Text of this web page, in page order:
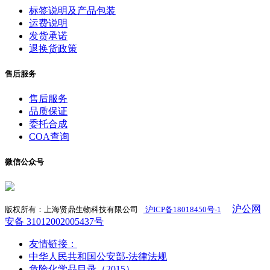
标签说明及产品包装
运费说明
发货承诺
退换货政策
售后服务
售后服务
品质保证
委托合成
COA查询
微信公众号
版权所有：上海贤鼎生物科技有限公司 沪ICP备18018450号-1
沪公网
安备 31012002005437号
友情链接：
中华人民共和国公安部-法律法规